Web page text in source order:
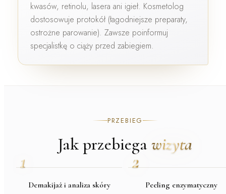
kwasów, retinolu, lasera ani igieł. Kosmetolog
dostosowuje protokół (łagodniejsze preparaty,
ostrożne parowanie). Zawsze poinformuj
specjalistkę o ciąży przed zabiegiem.
PRZEBIEG
Jak przebiegawizyta
1
Demakijaż i analiza skóry
2
Peeling enzymatyczny